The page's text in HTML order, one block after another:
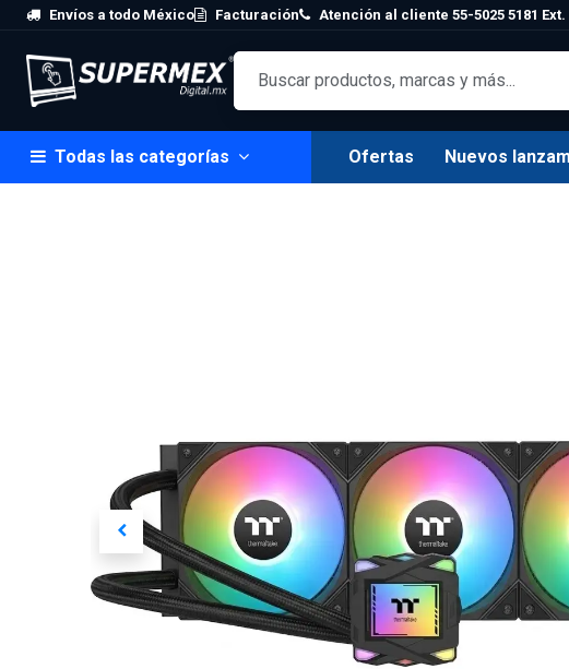
Skip to Content
Envíos a todo México Facturación Atención al cliente 55-5025 5181 Ext.
Todas las categorías Ofertas Nuevos